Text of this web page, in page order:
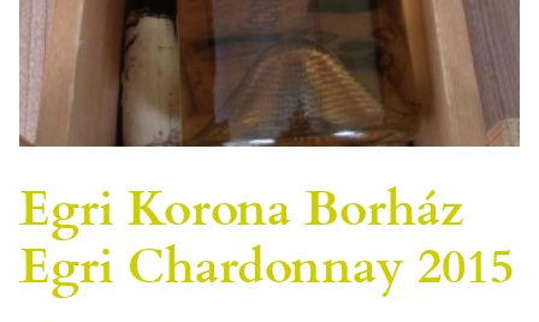
Egri Korona Borház
Egri Chardonnay 2015